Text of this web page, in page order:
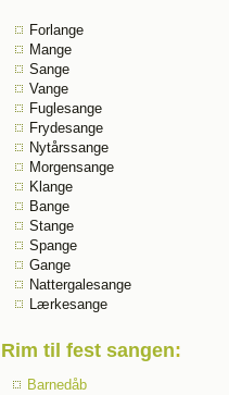
Forlange
Mange
Sange
Vange
Fuglesange
Frydesange
Nytårssange
Morgensange
Klange
Bange
Stange
Spange
Gange
Nattergalesange
Lærkesange
Rim til fest sangen:
Barnedåb